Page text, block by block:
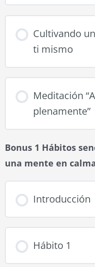
Cultivando
ti mismo
Meditación
plenamente”
Bonus 1 Hábitos
una mente en
Introducción
Hábito 1